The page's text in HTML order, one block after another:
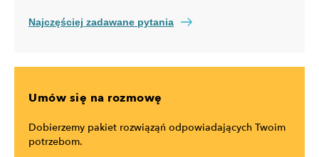
Najczęściej zadawane pytania
Umów się na rozmowę
Dobierzemy pakiet rozwiąząń odpowiadających Twoim
potrzebom.